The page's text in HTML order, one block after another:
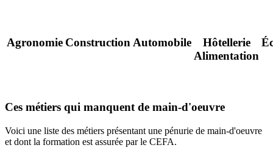
Agronomie Construction Automobile
Hôtellerie
Alimentation
Ces métiers qui manquent de main-d'oeuvre
Voici une liste des métiers présentant une pénurie de main-d'oeuvre
et dont la formation est assurée par le CEFA.